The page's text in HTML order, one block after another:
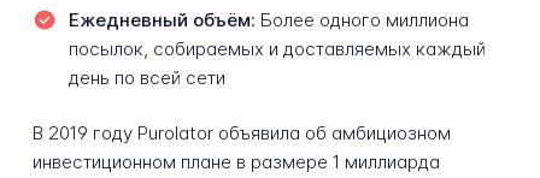
Ежедневный объём: Более одного миллиона
посылок, собираемых и доставляемых каждый
день по всей сети
В 2019 году Purolator объявила об амбициозном
инвестиционном плане в размере 1 миллиарда